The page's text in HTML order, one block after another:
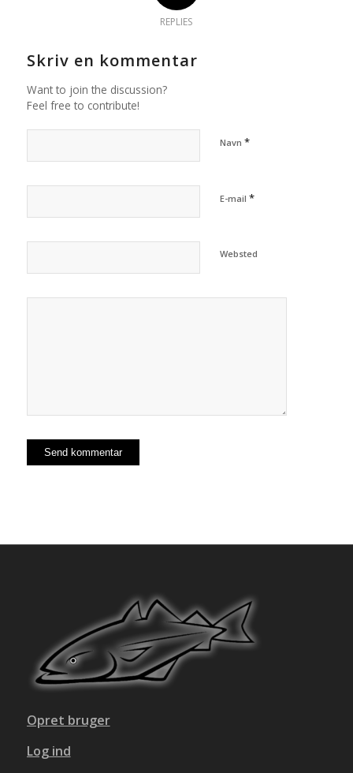
REPLIES
Skriv en kommentar
Want to join the discussion?
Feel free to contribute!
Navn *
E-mail *
Websted
Opret bruger
Log ind